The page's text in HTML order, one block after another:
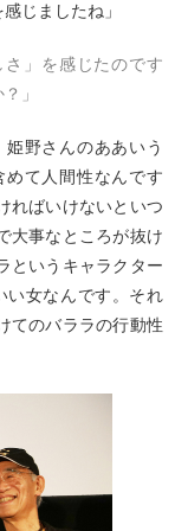
じましたね」
」を感じたのです
」
姫野さんのああいう
て人間性なんです
ればいけないといつ
大事なところが抜け
というキャラクター
い女なんです。それ
てのバララの行動性